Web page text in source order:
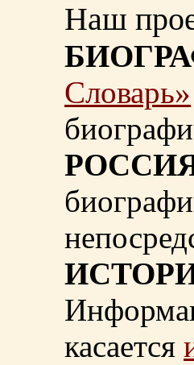
Наш
Словарь»
касается